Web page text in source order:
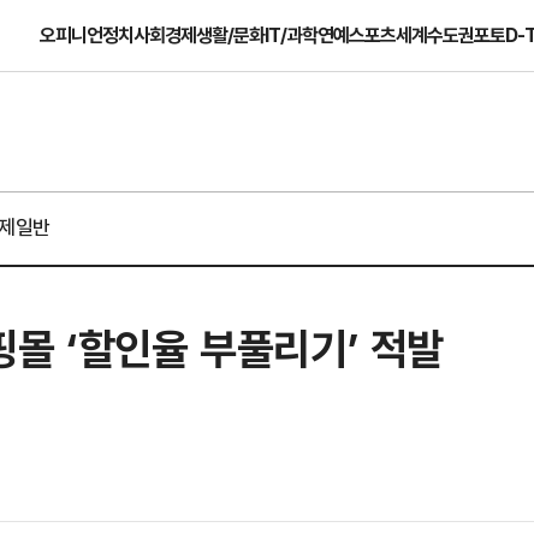
오피니언정치사회경제생활/문화IT/과학연예스포츠세계수도권포토D-
일반
‘할인율 부풀리기’ 적발